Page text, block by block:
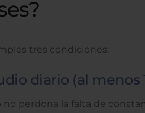
tres condiciones:
diario (al menos
no perdona la falta de